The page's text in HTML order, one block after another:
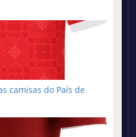
camisas do País de